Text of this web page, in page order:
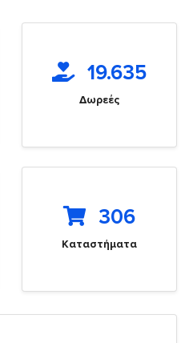
19.635
Δωρεές
306
Καταστήματα